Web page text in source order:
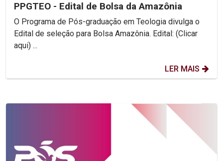
PPGTEO - Edital de Bolsa da Amazônia
O Programa de Pós-graduação em Teologia divulga o
Edital de seleção para Bolsa Amazônia. Edital: (Clicar
aqui) ...
LER MAIS